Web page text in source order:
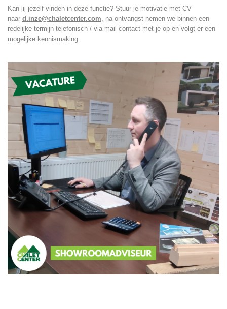
Kan jij jezelf vinden in deze functie? Stuur je motivatie met CV
naar d.inze@chaletcenter.com, na ontvangst nemen we binnen een
redelijke termijn telefonisch / via mail contact met je op en volgt er een
mogelijke kennismaking.